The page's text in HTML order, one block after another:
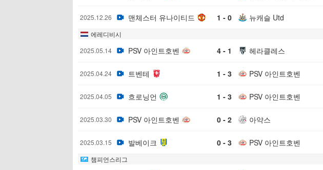
2025.12.26 맨체스터 유나이티드 1 - 0 뉴캐슬 Utd
에레디비시
2025.05.14
PSV 아인트호벤 4 - 1 헤라클레스
2025.04.24 트벤테 1 - 3 PSV 아인트호벤
2025.04.05 흐로닝언 1 - 3 PSV 아인트호벤
2025.03.30 PSV 아인트호벤 0 - 2 아약스
2025.03.15 발베이크 0 - 3 PSV 아인트호벤
챔피언스리그